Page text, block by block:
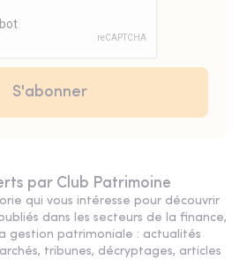
par Club Patrimoine
qui vous intéresse pour découvrir
dans les secteurs de la finance,
gestion patrimoniale : actualités
tribunes, décryptages, articles